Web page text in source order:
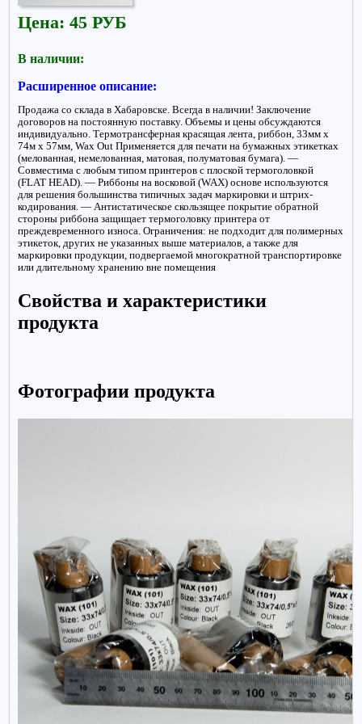
Цена: 45 РУБ
В наличии:
Расширенное описание:
Продажа со склада в Хабаровске. Всегда в наличии! Заключение
договоров на постоянную поставку. Объемы и цены обсуждаются
индивидуально. Термотрансферная красящая лента, риббон, 33мм x
74м х 57мм, Wax Out Применяется для печати на бумажных этикетках
(мелованная, немелованная, матовая, полуматовая бумага). —
Совместима с любым типом принтеров с плоской термоголовкой
(FLAT HEAD). — Риббоны на восковой (WAX) основе используются
для решения большинства типичных задач маркировки и штрих-
кодирования. — Антистатическое скользящее покрытие обратной
стороны риббона защищает термоголовку принтера от
преждевременного износа. Ограничения: не подходит для полимерных
этикеток, других не указанных выше материалов, а также для
маркировки продукции, подвергаемой многократной транспортировке
или длительному хранению вне помещения
Свойства и характеристики
продукта
Фотографии продукта